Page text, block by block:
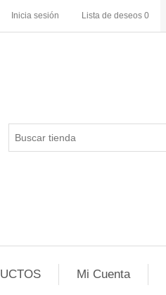
Inicia sesión Lista de deseos 0
Mi Cuenta